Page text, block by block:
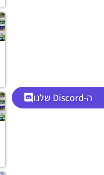
ה-Discord שלנו